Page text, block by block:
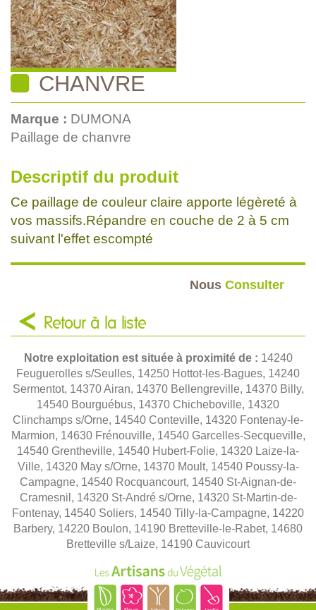
CHANVRE
Marque : DUMONA
Paillage de chanvre
Descriptif du produit
Ce paillage de couleur claire apporte légèreté à
vos massifs.Répandre en couche de 2 à 5 cm
suivant l'effet escompté
Nous Consulter
Retour à la liste
Notre exploitation est située à proximité de : 14240
Feuguerolles s/Seulles, 14250 Hottot-les-Bagues, 14240
Sermentot, 14370 Airan, 14370 Bellengreville, 14370 Billy,
14540 Bourguébus, 14370 Chicheboville, 14320
Clinchamps s/Orne, 14540 Conteville, 14320 Fontenay-le-
Marmion, 14630 Frénouville, 14540 Garcelles-Secqueville,
14540 Grentheville, 14540 Hubert-Folie, 14320 Laize-la-
Ville, 14320 May s/Orne, 14370 Moult, 14540 Poussy-la-
Campagne, 14540 Rocquancourt, 14540 St-Aignan-de-
Cramesnil, 14320 St-André s/Orne, 14320 St-Martin-de-
Fontenay, 14540 Soliers, 14540 Tilly-la-Campagne, 14220
Barbery, 14220 Boulon, 14190 Bretteville-le-Rabet, 14680
Bretteville s/Laize, 14190 Cauvicourt